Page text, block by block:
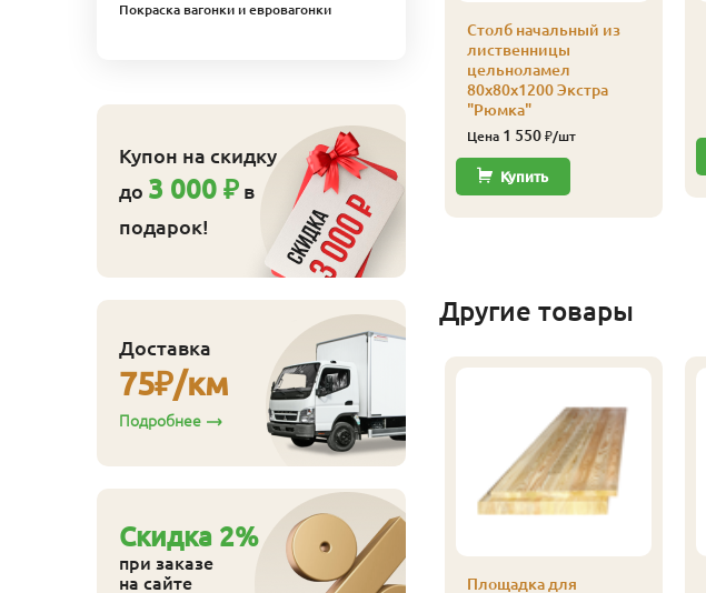
мм сорт Экстра
₽/шт
Купить
Столб начальный из
лиственницы
цельноламел
80х80х1200 Экстра
"Рюмка"
Цена 1 550₽/шт
Купить
Другие товары
Площадка для
Покраска вагонки и евровагонки
Купон на скидку
до 3 000 ₽ в
подарок!
Доставка
75₽/км
Подробнее
Cкидка 2%
при заказе
на сайте